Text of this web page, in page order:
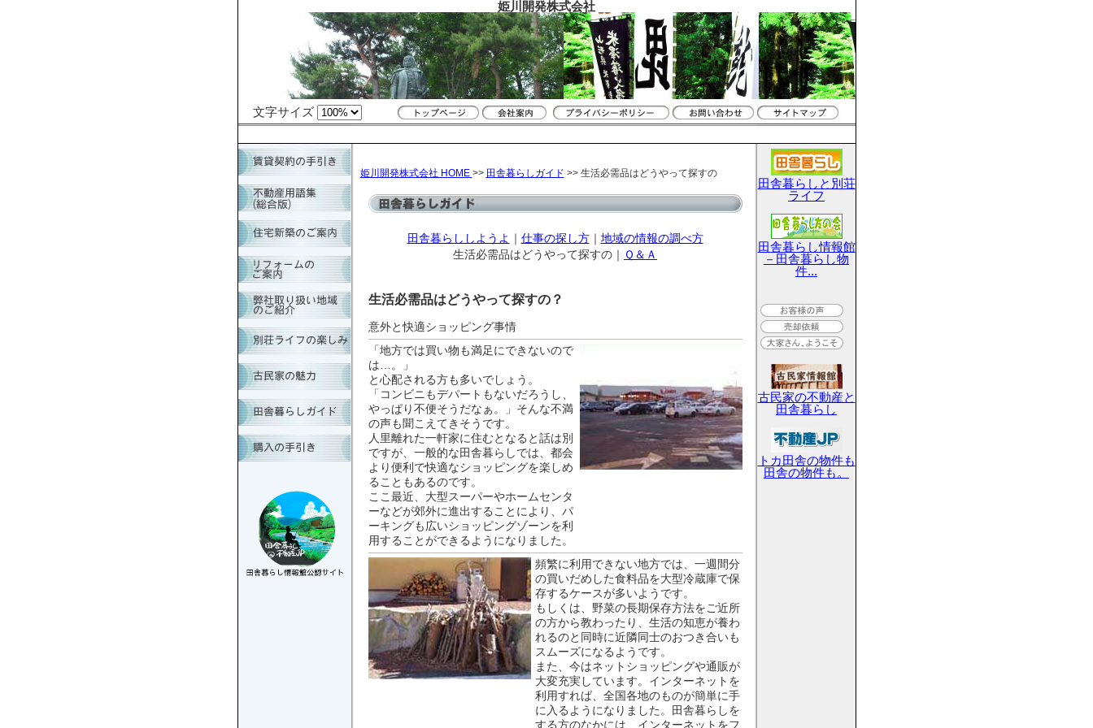
姫川開発株式会社
文字サイズ
姫川開発株式会社 HOME >> 田舎暮らしガイド >> 生活必需品はどうやって探すの
田舎暮らししようよ 仕事の探し方｜ 地域の情報の調べ方
生活必需品はどうやって探すの｜
Ｑ＆Ａ
生活必需品はどうやって探すの？
意外と快適ショッピング事情
「地方では買い物も満足にできないので
は…。」
と心配される方も多いでしょう。
「コンビニもデパートもないだろうし、
やっぱり不便そうだなぁ。」そんな不満
の声も聞こえてきそうです。
人里離れた一軒家に住むとなると話は別
ですが、一般的な田舎暮らしでは、都会
より便利で快適なショッピングを楽しめ
ることもあるのです。
ここ最近、大型スーパーやホームセンタ
ーなどが郊外に進出することにより、パ
ーキングも広いショッピングゾーンを利
用することができるようになりました。
頻繁に利用できない地方では、一週間分
の買いだめした食料品を大型冷蔵庫で保
存するケースが多いようです。
もしくは、野菜の長期保存方法をご近所
の方から教わったり、生活の知恵が養わ
れるのと同時に近隣同士のおつき合いも
スムーズになるようです。
また、今はネットショッピングや通販が
大変充実しています。インターネットを
利用すれば、全国各地のものが簡単に手
に入るようになりました。田舎暮らしを
する方のなかには、インターネットをフ
田舎暮らしと別荘
ライフ
田舎暮らし情報館
－田舎暮らし物
件...
古民家の不動産と
田舎暮らし
トカ田舎の物件も
田舎の物件も。